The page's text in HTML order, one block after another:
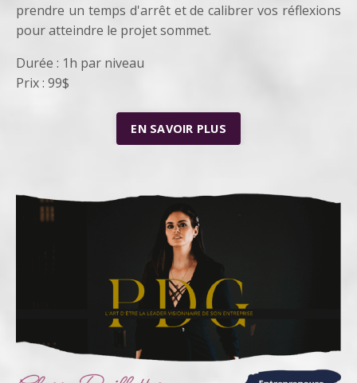
prendre un temps d'arrêt et de calibrer vos réflexions
pour atteindre le projet sommet.
Durée : 1h par niveau
Prix : 99$
EN SAVOIR PLUS